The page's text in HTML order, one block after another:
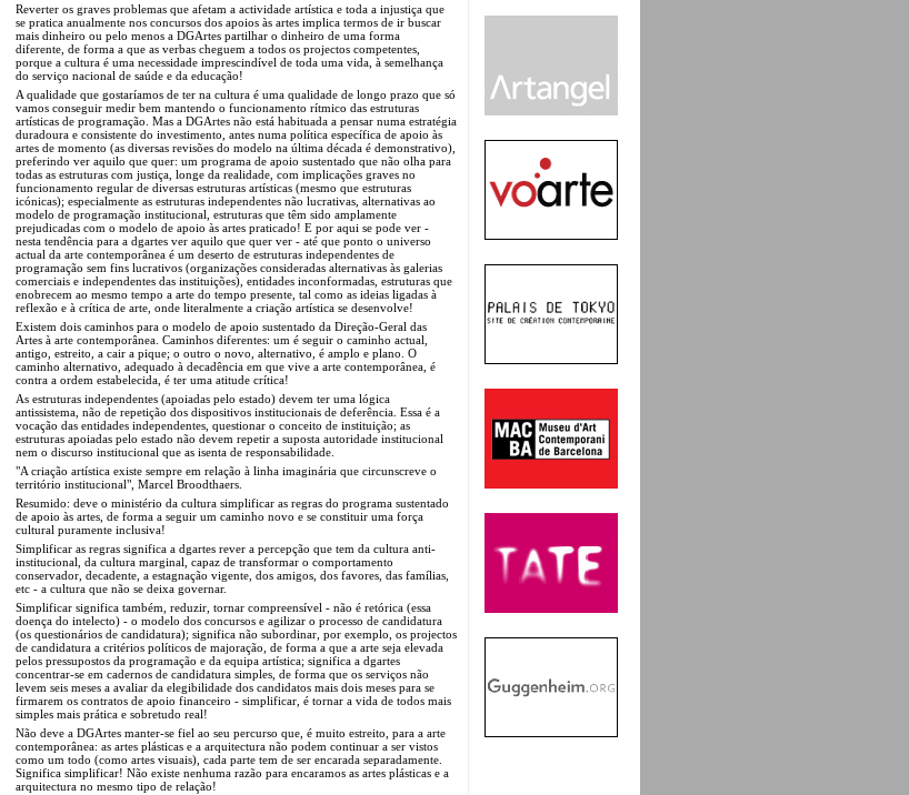
Reverter os graves problemas que afetam a actividade artística e toda a injustiça que
se pratica anualmente nos concursos dos apoios às artes implica termos de ir buscar
mais dinheiro ou pelo menos a DGArtes partilhar o dinheiro de uma forma
diferente, de forma a que as verbas cheguem a todos os projectos competentes,
porque a cultura é uma necessidade imprescindível de toda uma vida, à semelhança
do serviço nacional de saúde e da educação!
A qualidade que gostaríamos de ter na cultura é uma qualidade de longo prazo que só
vamos conseguir medir bem mantendo o funcionamento rítmico das estruturas
artísticas de programação. Mas a DGArtes não está habituada a pensar numa estratégia
duradoura e consistente do investimento, antes numa política específica de apoio às
artes de momento (as diversas revisões do modelo na última década é demonstrativo),
preferindo ver aquilo que quer: um programa de apoio sustentado que não olha para
todas as estruturas com justiça, longe da realidade, com implicações graves no
funcionamento regular de diversas estruturas artísticas (mesmo que estruturas
icónicas); especialmente as estruturas independentes não lucrativas, alternativas ao
modelo de programação institucional, estruturas que têm sido amplamente
prejudicadas com o modelo de apoio às artes praticado! E por aqui se pode ver -
nesta tendência para a dgartes ver aquilo que quer ver - até que ponto o universo
actual da arte contemporânea é um deserto de estruturas independentes de
programação sem fins lucrativos (organizações consideradas alternativas às galerias
comerciais e independentes das instituições), entidades inconformadas, estruturas que
enobrecem ao mesmo tempo a arte do tempo presente, tal como as ideias ligadas à
reflexão e à crítica de arte, onde literalmente a criação artística se desenvolve!
Existem dois caminhos para o modelo de apoio sustentado da Direção-Geral das
Artes à arte contemporânea. Caminhos diferentes: um é seguir o caminho actual,
antigo, estreito, a cair a pique; o outro o novo, alternativo, é amplo e plano. O
caminho alternativo, adequado à decadência em que vive a arte contemporânea, é
contra a ordem estabelecida, é ter uma atitude crítica!
As estruturas independentes (apoiadas pelo estado) devem ter uma lógica
antissistema, não de repetição dos dispositivos institucionais de deferência. Essa é a
vocação das entidades independentes, questionar o conceito de instituição; as
estruturas apoiadas pelo estado não devem repetir a suposta autoridade institucional
nem o discurso institucional que as isenta de responsabilidade.
"A criação artística existe sempre em relação à linha imaginária que circunscreve o
território institucional", Marcel Broodthaers.
Resumido: deve o ministério da cultura simplificar as regras do programa sustentado
de apoio às artes, de forma a seguir um caminho novo e se constituir uma força
cultural puramente inclusiva!
Simplificar as regras significa a dgartes rever a percepção que tem da cultura anti-
institucional, da cultura marginal, capaz de transformar o comportamento
conservador, decadente, a estagnação vigente, dos amigos, dos favores, das famílias,
etc - a cultura que não se deixa governar.
Simplificar significa também, reduzir, tornar compreensível - não é retórica (essa
doença do intelecto) - o modelo dos concursos e agilizar o processo de candidatura
(os questionários de candidatura); significa não subordinar, por exemplo, os projectos
de candidatura a critérios políticos de majoração, de forma a que a arte seja elevada
pelos pressupostos da programação e da equipa artística; significa a dgartes
concentrar-se em cadernos de candidatura simples, de forma que os serviços não
levem seis meses a avaliar da elegibilidade dos candidatos mais dois meses para se
firmarem os contratos de apoio financeiro - simplificar, é tornar a vida de todos mais
simples mais prática e sobretudo real!
Não deve a DGArtes manter-se fiel ao seu percurso que, é muito estreito, para a arte
contemporânea: as artes plásticas e a arquitectura não podem continuar a ser vistos
como um todo (como artes visuais), cada parte tem de ser encarada separadamente.
Significa simplificar! Não existe nenhuma razão para encaramos as artes plásticas e a
arquitectura no mesmo tipo de relação!